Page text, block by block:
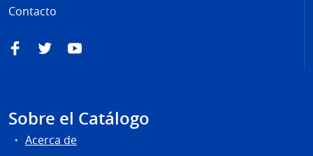
Contacto
FacebookTwitterYouTube
Sobre el Catálogo
Acerca de